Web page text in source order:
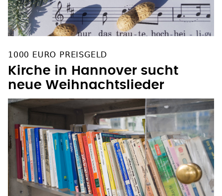
1000 EURO PREISGELD
Kirche in Hannover sucht